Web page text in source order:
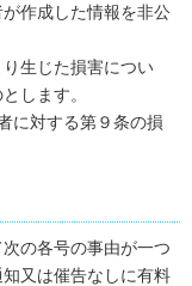
作成した情報を非公
生じた損害につい
します。
に対する第９条の損
の各号の事由が一つ
又は催告なしに有料